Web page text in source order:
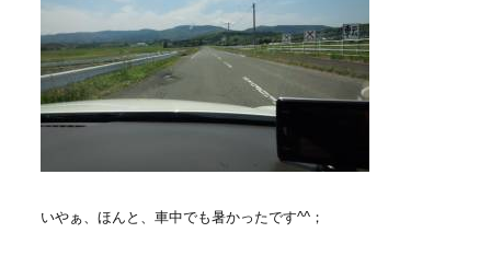
いやぁ、ほんと、車中でも暑かったです^^；